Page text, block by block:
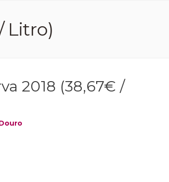
Litro)
2018 (38,67€ /